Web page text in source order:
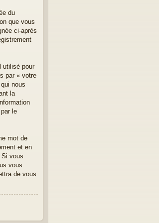
du
que vous
ci-après
utilisé pour
par « votre
nous
la
le
mot de
et en
Si vous
vous
de vous